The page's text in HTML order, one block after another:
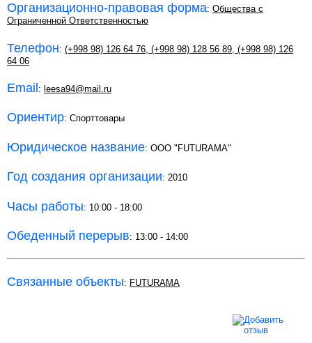
Организационно-правовая форма: Общества с
Ограниченной Ответственностью
Телефон: (+998 98) 126 64 76 (+998 98) 128 56 89 (+998 98) 126
64 06
Email : leesa94@mail.ru
Ориентир: Спорттовары
Юридическое название: ООО "FUTURAMA"
Год создания организации: 2010
Часы работы: 10:00 - 18:00
Обеденный перерыв: 13:00 - 14:00
Связанные объекты: FUTURAMA